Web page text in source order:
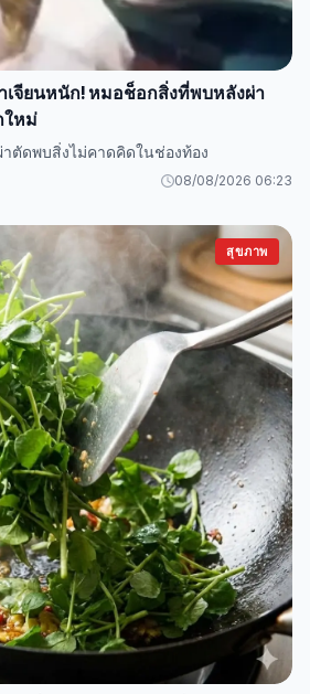
เจียนหนัก! หมอช็อกสิ่งที่พบหลังผ่า
ใหม่
ตัดพบสิ่งไม่คาดคิดในช่องท้อง
08/08/2026 06:23
สุขภาพ